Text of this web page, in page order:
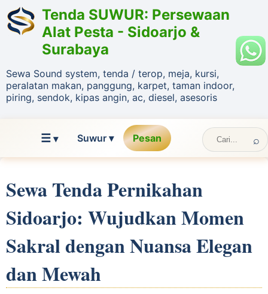
Tenda SUWUR: Persewaan
Alat Pesta - Sidoarjo &
Surabaya
Sewa Sound system, tenda / terop, meja, kursi,
peralatan makan, panggung, karpet, taman indoor,
piring, sendok, kipas angin, ac, diesel, asesoris
☰ ▾ Suwur ▾ Pesan
Sewa Tenda Pernikahan
Sidoarjo: Wujudkan Momen
Sakral dengan Nuansa Elegan
dan Mewah